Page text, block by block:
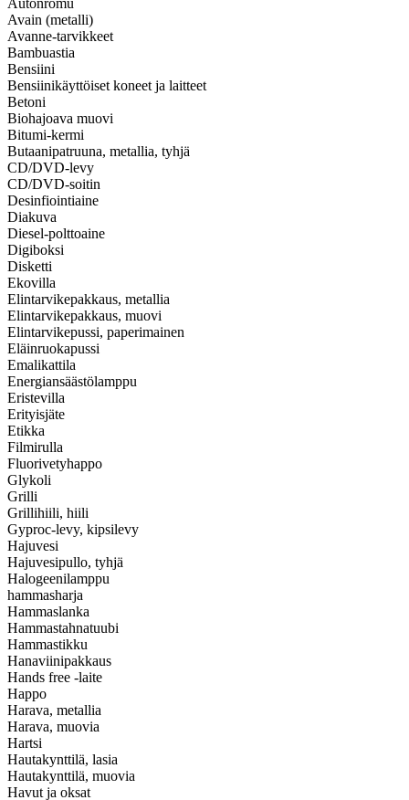
Avain (metalli)
Avanne-tarvikkeet
Bambuastia
Bensiini
Bensiinikäyttöiset koneet ja laitteet
Betoni
Biohajoava muovi
Bitumi-kermi
Butaanipatruuna, metallia, tyhjä
CD/DVD-levy
CD/DVD-soitin
Desinfiointiaine
Diakuva
Diesel-polttoaine
Digiboksi
Disketti
Ekovilla
Elintarvikepakkaus, metallia
Elintarvikepakkaus, muovi
Elintarvikepussi, paperimainen
Eläinruokapussi
Emalikattila
Energiansäästölamppu
Eristevilla
Erityisjäte
Etikka
Filmirulla
Fluorivetyhappo
Glykoli
Grilli
Grillihiili, hiili
Gyproc-levy, kipsilevy
Hajuvesi
Hajuvesipullo, tyhjä
Halogeenilamppu
hammasharja
Hammaslanka
Hammastahnatuubi
Hammastikku
Hanaviinipakkaus
Hands free -laite
Happo
Harava, metallia
Harava, muovia
Hartsi
Hautakynttilä, lasia
Hautakynttilä, muovia
Havut ja oksat